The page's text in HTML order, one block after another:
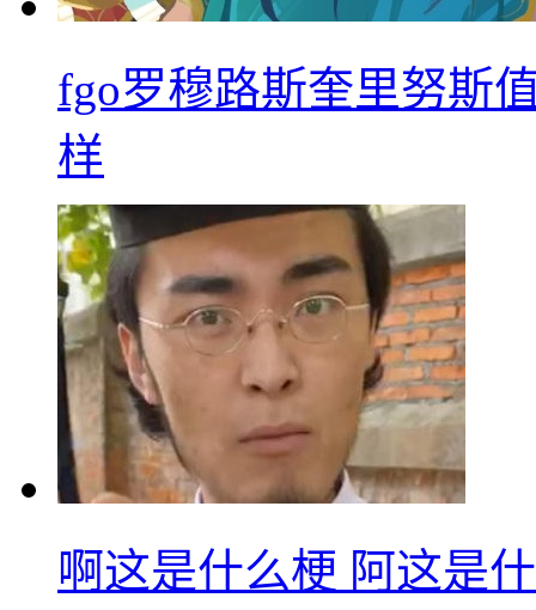
fgo罗穆路斯奎里努斯
样
啊这是什么梗 阿这是